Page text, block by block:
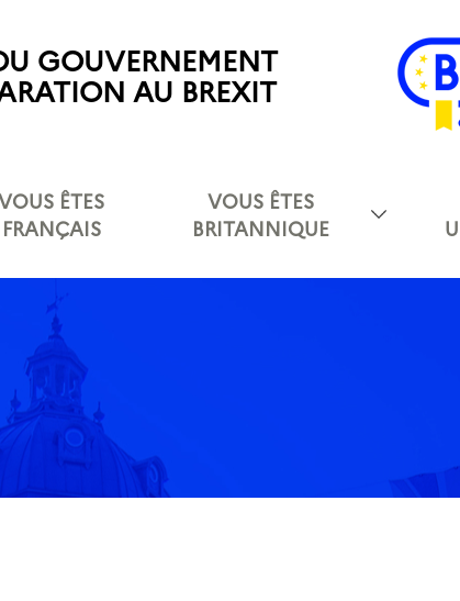
GOUVERNEMENT
AU BREXIT
ÊTES
FRANÇAIS
VOUS ÊTES
BRITANNIQUE